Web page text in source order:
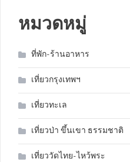
หมวดหมู่
ที่พัก-ร้านอาหาร
เที่ยวกรุงเทพฯ
เที่ยวทะเล
เที่ยวป่า ขึ้นเขา ธรรมชาติ
เที่ยววัดไทย-ไหว้พระ